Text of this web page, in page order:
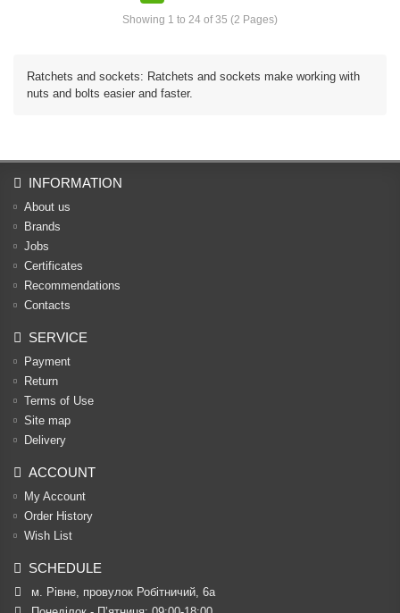
Showing 1 to 24 of 35 (2 Pages)
Ratchets and sockets: Ratchets and sockets make working with
nuts and bolts easier and faster.
INFORMATION
About us
Brands
Jobs
Certificates
Recommendations
Contacts
SERVICE
Payment
Return
Terms of Use
Site map
Delivery
ACCOUNT
My Account
Order History
Wish List
SCHEDULE
м. Рівне, провулок Робітничий, 6а